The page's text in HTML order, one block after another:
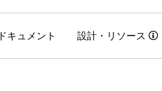
ドキュメント 設計・リソース